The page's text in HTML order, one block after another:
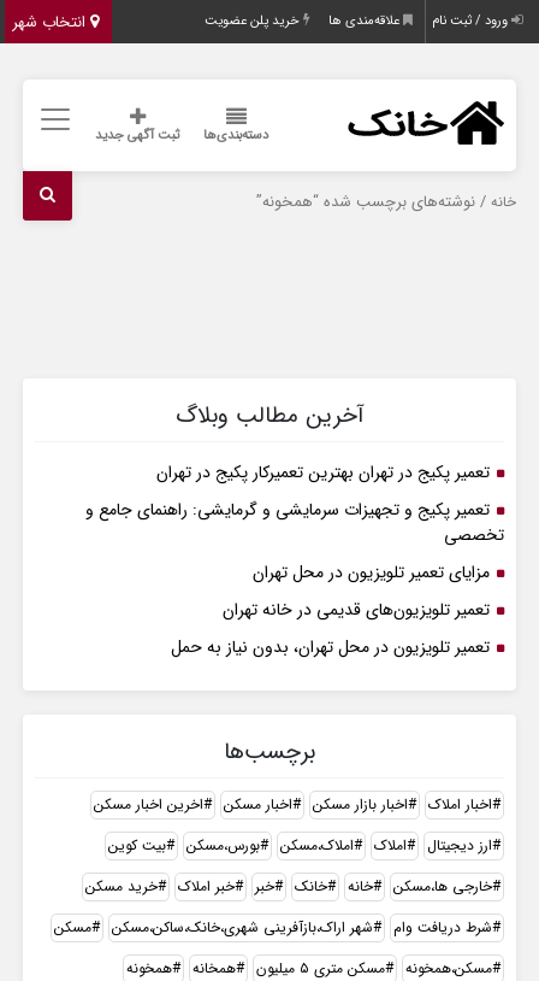
انتخاب شهر ورود / ثبت نام علاقه‌مندی ها خرید پلن عضویت
دسته‌بندی‌ها ثبت آگهی جدید
خانه / نوشته‌های برچسب شده “همخونه”
آخرین مطالب وبلاگ
تعمیر پکیج در تهران بهترین تعمیرکار پکیج در تهران
تعمیر پکیج و تجهیزات سرمایشی و گرمایشی: راهنمای جامع و
تخصصی
مزایای تعمیر تلویزیون در محل تهران
تعمیر تلویزیون‌های قدیمی در خانه تهران
تعمیر تلویزیون در محل تهران، بدون نیاز به حمل
برچسب‌ها
اخبار املاک اخبار بازار مسکن اخبار مسکن
اخرین اخبار مسکن
ارز دیجیتال
املاک املاک،مسکن بورس،مسکن
بیت کوین
خارجی ها،مسکن
خانه خانک خبر خبر املاک
خرید مسکن
شرط دریافت وام
شهر اراک،بازآفرینی شهری،خانک،ساکن،مسکن
مسکن
مسکن،همخونه
مسکن متری ۵ میلیون همخانه
همخونه